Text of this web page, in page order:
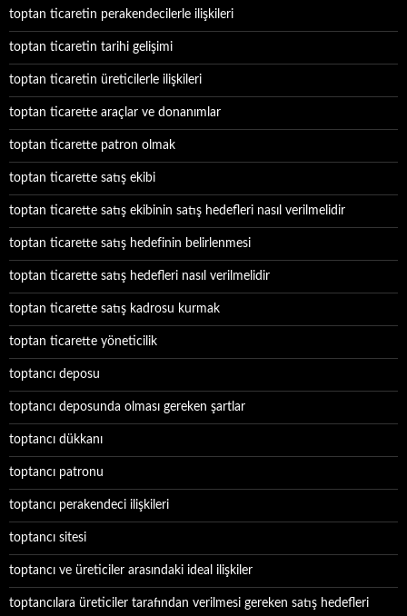
toptan ticaretin perakendecilerle ilişkileri
toptan ticaretin tarihi gelişimi
toptan ticaretin üreticilerle ilişkileri
toptan ticarette araçlar ve donanımlar
toptan ticarette patron olmak
toptan ticarette satış ekibi
toptan ticarette satış ekibinin satış hedefleri nasıl verilmelidir
toptan ticarette satış hedefinin belirlenmesi
toptan ticarette satış hedefleri nasıl verilmelidir
toptan ticarette satış kadrosu kurmak
toptan ticarette yöneticilik
toptancı deposu
toptancı deposunda olması gereken şartlar
toptancı dükkanı
toptancı patronu
toptancı perakendeci ilişkileri
toptancı sitesi
toptancı ve üreticiler arasındaki ideal ilişkiler
toptancılara üreticiler tarafından verilmesi gereken satış hedefleri